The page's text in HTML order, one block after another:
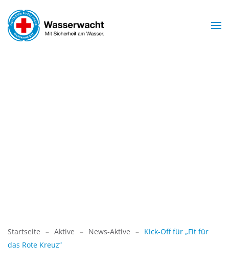
Zum Hauptinhalt springen
Startseite Aktive News-Aktive
Kick-Off für „Fit für
das Rote Kreuz“